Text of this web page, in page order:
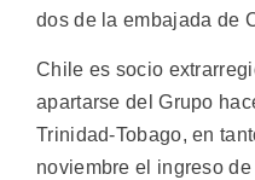
dos de la embajada de
Chile es socio
apartarse del Grupo
Trinidad-Tobago, en
noviembre el ingreso